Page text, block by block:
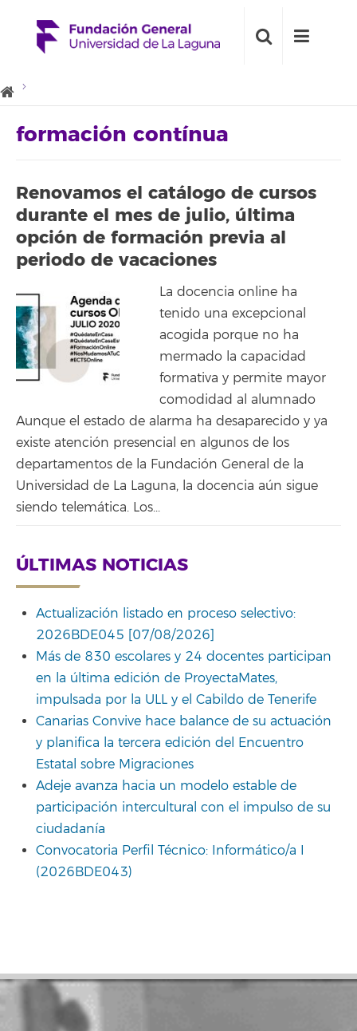
formación contínua
Renovamos el catálogo de cursos
durante el mes de julio, última
opción de formación previa al
periodo de vacaciones
La docencia online ha
tenido una excepcional
acogida porque no ha
mermado la capacidad
formativa y permite mayor
comodidad al alumnado
Aunque el estado de alarma ha desaparecido y ya
existe atención presencial en algunos de los
departamentos de la Fundación General de la
Universidad de La Laguna, la docencia aún sigue
siendo telemática. Los...
ÚLTIMAS NOTICIAS
Actualización listado en proceso selectivo:
2026BDE045 [07/08/2026]
Más de 830 escolares y 24 docentes participan
en la última edición de ProyectaMates,
impulsada por la ULL y el Cabildo de Tenerife
Canarias Convive hace balance de su actuación
y planifica la tercera edición del Encuentro
Estatal sobre Migraciones
Adeje avanza hacia un modelo estable de
participación intercultural con el impulso de su
ciudadanía
Convocatoria Perfil Técnico: Informático/a I
(2026BDE043)